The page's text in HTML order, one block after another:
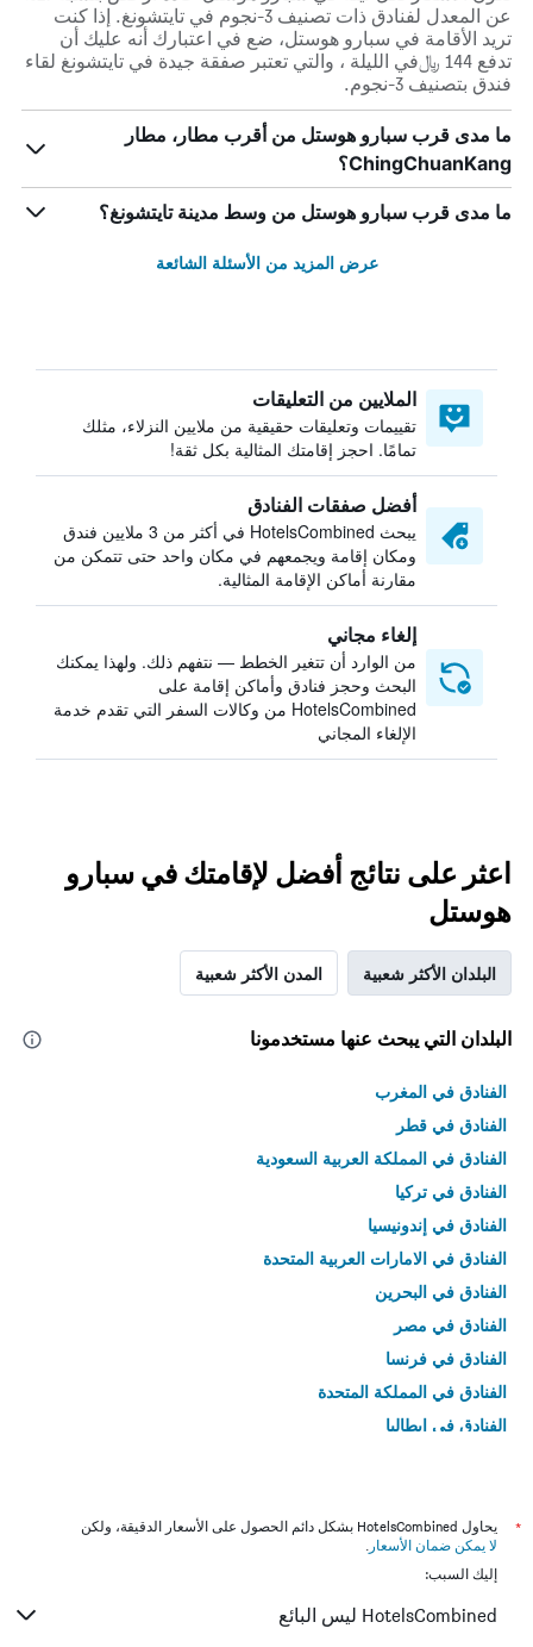
عن المعدل لفنادق ذات تصنيف 3-نجوم في تايتشونغ. إذا كنت
تريد الأقامة في سبارو هوستل، ضع في اعتبارك أنه عليك أن
تدفع 144 ﷼في الليلة ، والتي تعتبر صفقة جيدة في تايتشونغ لقاء
فندق بتصنيف 3-نجوم.
ما مدى قرب سبارو هوستل من أقرب مطار، مطار
ChingChuanKang؟
ما مدى قرب سبارو هوستل من وسط مدينة تايتشونغ؟
عرض المزيد من الأسئلة الشائعة
الملايين من التعليقات
تقييمات وتعليقات حقيقية من ملايين النزلاء، مثلك
تمامًا. احجز إقامتك المثالية بكل ثقة!
أفضل صفقات الفنادق
يبحث HotelsCombined في أكثر من 3 ملايين فندق
ومكان إقامة ويجمعهم في مكان واحد حتى تتمكن من
مقارنة أماكن الإقامة المثالية.
إلغاء مجاني
من الوارد أن تتغير الخطط — نتفهم ذلك. ولهذا يمكنك
البحث وحجز فنادق وأماكن إقامة على
HotelsCombined من وكالات السفر التي تقدم خدمة
الإلغاء المجاني
اعثر على نتائج أفضل لإقامتك في سبارو
هوستل
البلدان الأكثر شعبية المدن الأكثر شعبية
البلدان التي يبحث عنها مستخدمونا
الفنادق في المغرب
الفنادق في قطر
الفنادق في المملكة العربية السعودية
الفنادق في تركيا
الفنادق في إندونيسيا
الفنادق في الامارات العربية المتحدة
الفنادق في البحرين
الفنادق في مصر
الفنادق في فرنسا
الفنادق في المملكة المتحدة
الفنادق في إيطاليا
*
يحاول HotelsCombined بشكل دائم الحصول على الأسعار الدقيقة، ولكن
لا يمكن ضمان الأسعار .
إليك السبب:
HotelsCombined ليس البائع